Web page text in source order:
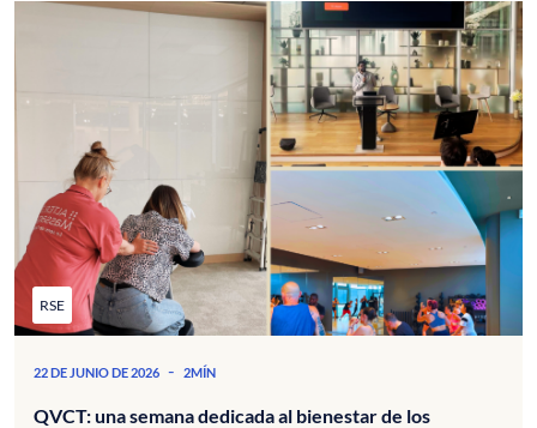
RSE
22 DE JUNIO DE 2026 - 2MÍN
QVCT: una semana dedicada al bienestar de los